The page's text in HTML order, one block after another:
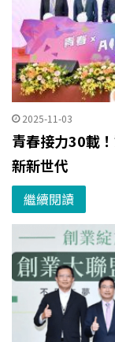
2025-11-03
青春接力30載
新新世代
繼續閱讀